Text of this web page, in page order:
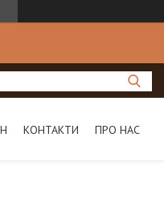
КОНТАКТИ ПРО НАС